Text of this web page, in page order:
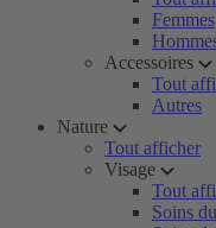
Femmes
Accessoires
Tout
Autres
Nature
Tout afficher
Visage
Tout
Soins